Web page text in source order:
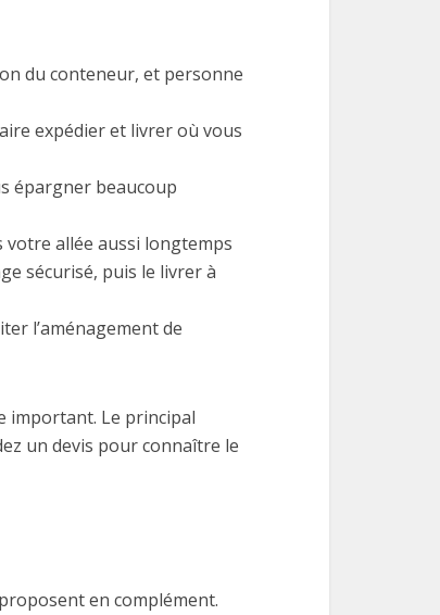
du conteneur, et personne
expédier et livrer où vous
épargner beaucoup
allée aussi longtemps
sécurisé, puis le livrer à
l’aménagement de
important. Le principal
un devis pour connaître le
en complément.